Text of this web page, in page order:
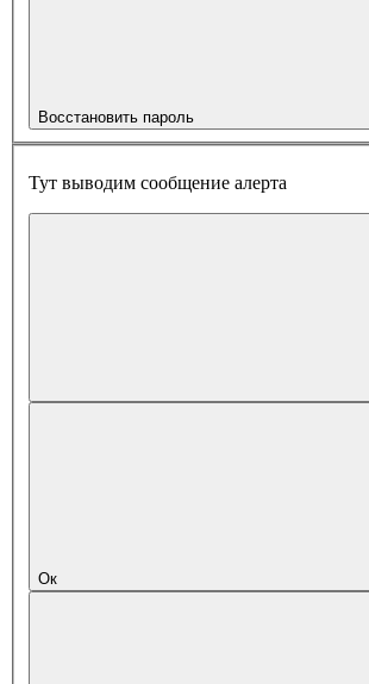
Восстановить пароль
Тут выводим сообщение алерта
Ок